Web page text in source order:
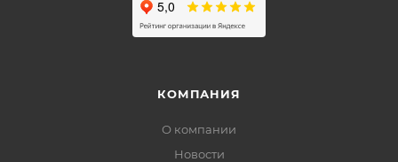
КОМПАНИЯ
О компании
Новости